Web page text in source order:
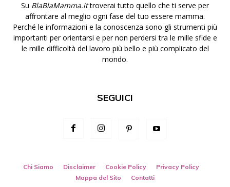
Su BlaBlaMamma.ittroverai tutto quello che ti serve per
affrontare al meglio ogni fase del tuo essere mamma.
Perché le informazioni e la conoscenza sono gli strumenti più
importanti per orientarsi e per non perdersi tra le mille sfide e
le mille difficoltà del lavoro più bello e più complicato del
mondo.
SEGUICI
Chi Siamo Disclaimer Cookie Policy
Privacy Policy
Mappa del Sito
Contatti